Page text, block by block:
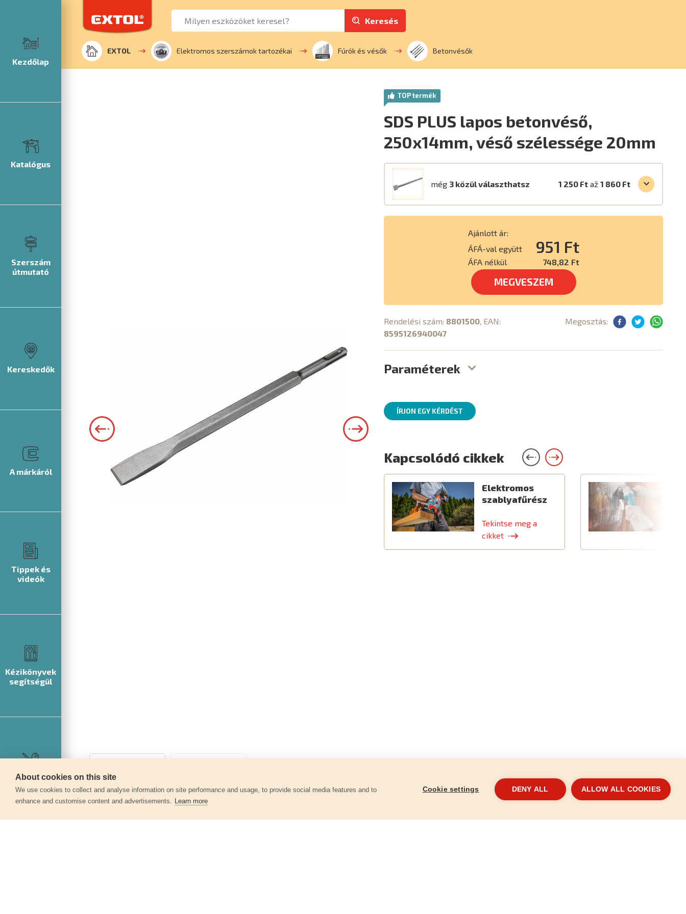
Kezdőlap
Katalógus
Szerszám
útmutató
Kereskedők
A márkáról
Tippek és
videók
Kézikönyvek
segítségül
Szerviz
Keresés
EXTOL Elektromos szerszámok tartozékai Fúrók és vésők Betonvésők
TOP termék
SDS PLUS lapos betonvéső,
250x14mm, véső szélessége 20mm
még 3 közül választhatsz 1 250 Ft až 1 860 Ft
Ajánlott ár:
ÁFÁ-val együtt
951 Ft
ÁFA nélkül 748,82 Ft
MEGVESZEM
Rendelési szám: 8801500 , EAN:
8595126940047
Megosztás:
Paraméterek
ÍRJON EGY KÉRDÉST
Kapcsolódó cikkek
Elektromos
szablyafűrész
Tekintse meg a
cikket
About cookies on this site
We use cookies to collect and analyse information on site performance and usage, to provide social media features and to
enhance and customise content and advertisements. Learn more
Cookie settings DENY ALL ALLOW ALL COOKIES